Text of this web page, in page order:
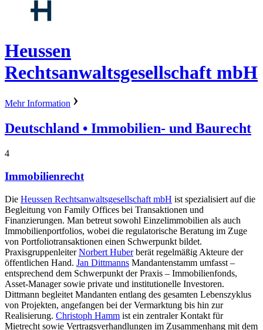
Heussen
Rechtsanwaltsgesellschaft mbH
Mehr Information
Deutschland • Immobilien- und Baurecht
4
Immobilienrecht
Die Heussen Rechtsanwaltsgesellschaft mbH ist spezialisiert auf die
Begleitung von Family Offices bei Transaktionen und
Finanzierungen. Man betreut sowohl Einzelimmobilien als auch
Immobilienportfolios, wobei die regulatorische Beratung im Zuge
von Portfoliotransaktionen einen Schwerpunkt bildet.
PraxisgruppenleiterNorbert Huberberät regelmäßig Akteure der
öffentlichen Hand. Jan Dittmanns Mandantenstamm umfasst –
entsprechend dem Schwerpunkt der Praxis – Immobilienfonds,
Asset-Manager sowie private und institutionelle Investoren.
Dittmann begleitet Mandanten entlang des gesamten Lebenszyklus
von Projekten, angefangen bei der Vermarktung bis hin zur
Realisierung. Christoph Hamm ist ein zentraler Kontakt für
Mietrecht sowie Vertragsverhandlungen im Zusammenhang mit dem